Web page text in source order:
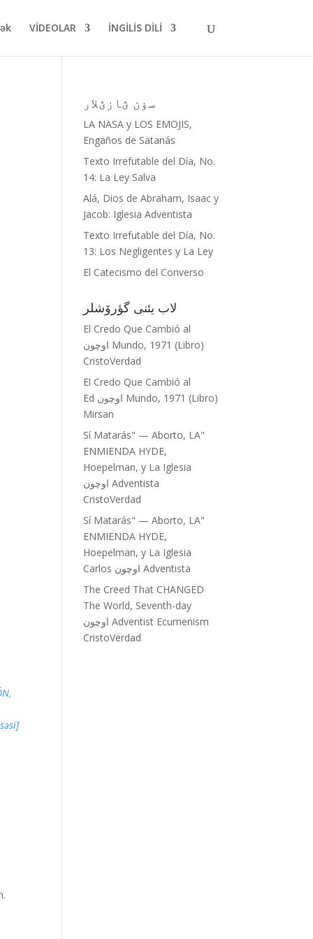
İNGİLİS DİLİ
VİDEOLAR
[SƏNƏD, Adventist Kilsəsi]
سۏن ؽازؽلار
LA NASA y LOS EMOJIS,
Engaños de Satanás
Texto Irrefutable del Día, No.
14: La Ley Salva
Alá, Dios de Abraham, Isaac y
Jacob: Iglesia Adventista
Texto Irrefutable del Día, No.
13: Los Negligentes y La Ley
El Catecismo del Converso
لاب یئنی گؤرۆشلر
El Credo Que Cambió al
Mundo, 1971 (Libro) اوچون
CristoVerdad
El Credo Que Cambió al
Mundo, 1971 (Libro) اوچون Ed
Mirsan
"Sí Matarás" — Aborto, LA
ENMIENDA HYDE,
Hoepelman, y La Iglesia
Adventistaاوچون
CristoVerdad
"Sí Matarás" — Aborto, LA
ENMIENDA HYDE,
Hoepelman, y La Iglesia
Adventistaاوچون Carlos
The Creed That CHANGED
The World, Seventh-day
Adventist Ecumenismاوچون
CristoVerdad